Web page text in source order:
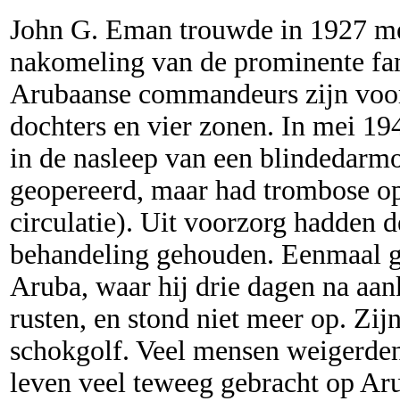
John G. Eman trouwde in 1927
nakomeling van de prominente
Arubaanse commandeurs zijn
dochters en vier zonen. In mei
in de nasleep van een
geopereerd, maar had trombose
circulatie). Uit voorzorg hadden
behandeling gehouden. Eenmaal
Aruba, waar hij drie dagen na
rusten, en stond niet meer op.
schokgolf. Veel mensen
leven veel teweeg gebracht op